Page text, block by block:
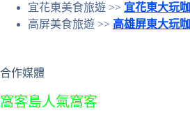
宜花東美食旅遊 >> 宜花東大玩咖
高屏美食旅遊 >> 高雄屏東大玩咖
合作媒體
窩客島人氣窩客